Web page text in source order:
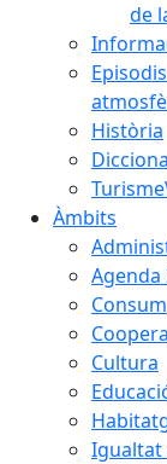
de
Història
Àmbits
Agenda
Consum
Cultura
Igualtat